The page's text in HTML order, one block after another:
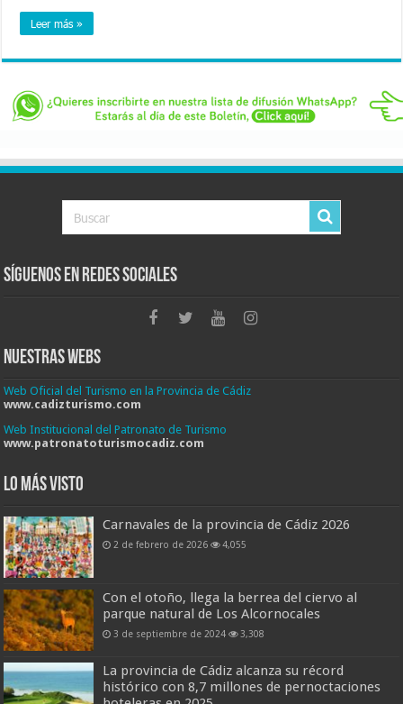
Leer más »
Síguenos en Redes Sociales
Nuestras Webs
Web Oficial del Turismo en la Provincia de Cádiz
www.cadizturismo.com
Web Institucional del Patronato de Turismo
www.patronatoturismocadiz.com
Lo más visto
Carnavales de la provincia de Cádiz 2026
2 de febrero de 2026 4,055
Con el otoño, llega la berrea del ciervo al
parque natural de Los Alcornocales
3 de septiembre de 2024 3,308
La provincia de Cádiz alcanza su récord
histórico con 8,7 millones de pernoctaciones